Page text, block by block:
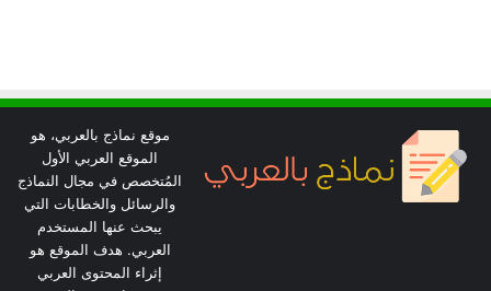
موقع نماذج بالعربي، هو
الموقع العربي الأول
المُتخصص في مجال النماذج
والرسائل والخطابات التي
يبحث عنها المستخدم
العربي. هدف الموقع هو
إثراء المحتوى العربي